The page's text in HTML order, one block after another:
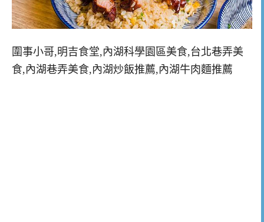
圍事小哥,明吉食堂,內湖科學園區美食,台北巷弄美
食,內湖巷弄美食,內湖炒飯推薦,內湖牛肉麵推薦